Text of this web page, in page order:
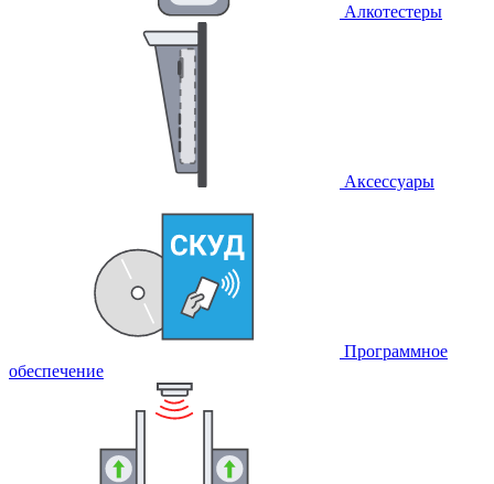
Алкотестеры
Аксессуары
Программное
обеспечение